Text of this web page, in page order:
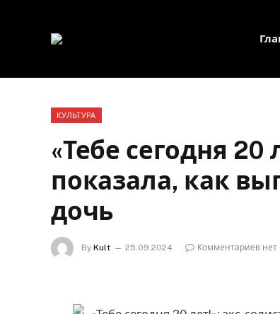
КУЛЬТУРА
«Тебе сегодня 20
показала, как
дочь
By Kult 25.09.2024 Комментариев нет